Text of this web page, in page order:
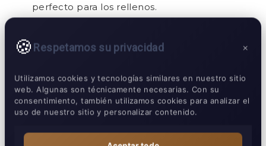
perfecto para los rellenos.
logra un exterior crujiente mientras mantiene
un interior suave y tierno.
Para una experiencia auténtica, disfrute de estas
bolas de plátano con una guarnición de salsa
que esté paseando por pueblos costeros o
Respetamos su privacidad ×
Utilizamos cookies y tecnologías similares en nuestro sitio
web. Algunas son técnicamente necesarias. Con su
consentimiento, también utilizamos cookies para analizar el
uso de nuestro sitio y personalizar contenido.